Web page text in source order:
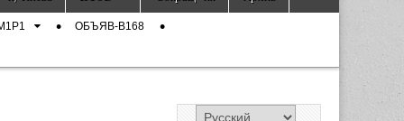
ОБЪЯВ-B168